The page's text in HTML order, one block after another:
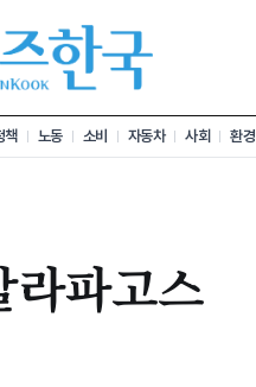
책 노동 소비 자동차 사회 환경
라파고스